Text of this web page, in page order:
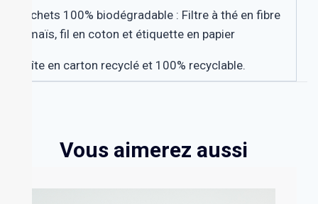
. Sachets 100% biodégradable : Filtre à thé en fibre
de maïs, fil en coton et étiquette en papier
. Boîte en carton recyclé et 100% recyclable.
Vous aimerez aussi